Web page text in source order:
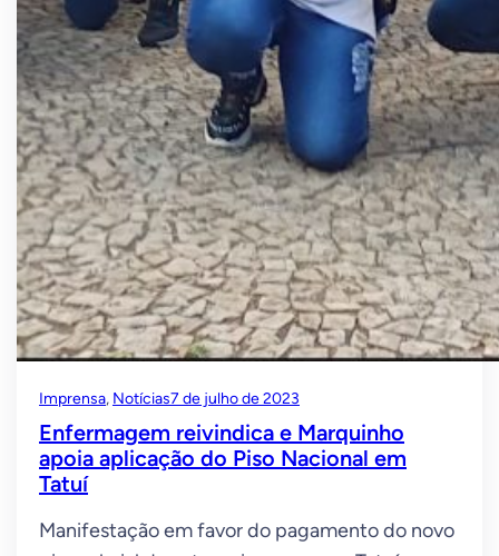
Imprensa, Notícias7 de julho de 2023
Enfermagem reivindica e Marquinho
apoia aplicação do Piso Nacional em
Tatuí
Manifestação em favor do pagamento do novo